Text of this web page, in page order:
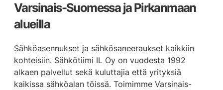
Varsinais-Suomessa ja Pirkanmaan
alueilla
Sähköasennukset ja sähkösaneeraukset kaikkiin
kohteisiin. Sähkötiimi IL Oy on vuodesta 1992
alkaen palvellut sekä kuluttajia että yrityksiä
kaikissa sähköalan töissä. Toimimme Varsinais-